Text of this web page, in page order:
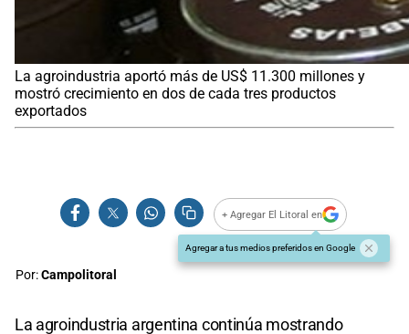
La agroindustria aportó más de US$ 11.300 millones y
mostró crecimiento en dos de cada tres productos
exportados
+ Agregar El Litoral en
Agregar a tus medios preferidos en Google
Por:Campolitoral
La agroindustria argentina continúa mostrando